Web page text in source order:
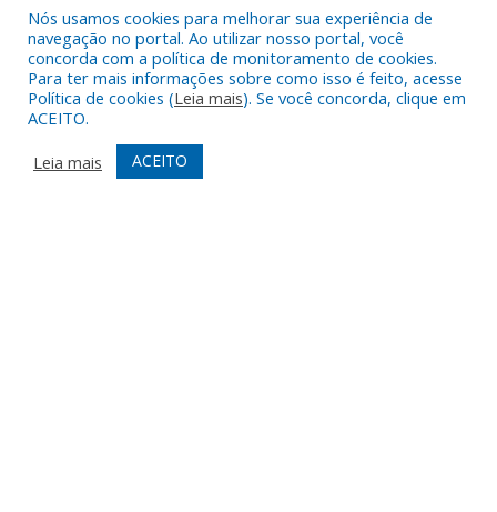
Chamada Pública nº 01/2026 para aquisição de gêneros
alimentícios da agricultura familiar, com dispensa de licitação, no
âmbito do Programa de Aquisição de Alimentos – modalidade
compra com doação simultânea – para doação às instituições
que assistam famílias em situação de desproteção social e
insegurança alimentar, conforme disposto no Termo de Adesão
nº 01460/2022.
9 de julho de 2026
Nós usamos cookies para melhorar sua experiência de
navegação no portal. Ao utilizar nosso portal, você
concorda com a política de monitoramento de cookies.
Para ter mais informações sobre como isso é feito, acesse
Política de cookies (Leia mais). Se você concorda, clique em
ACEITO.
Leia mais
ACEITO